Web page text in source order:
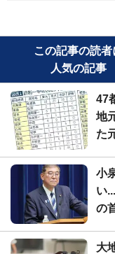
この記事の読者
人気の記事
47
地
た
小
い
の
大